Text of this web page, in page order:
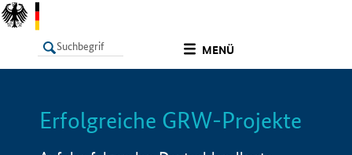
MENÜ
LISTE Info
Erfolgreiche GRW-Projekte